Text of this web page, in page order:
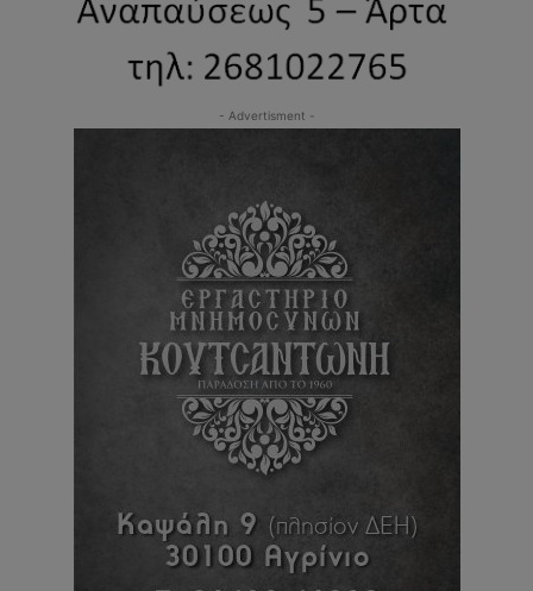
- Advertisment -